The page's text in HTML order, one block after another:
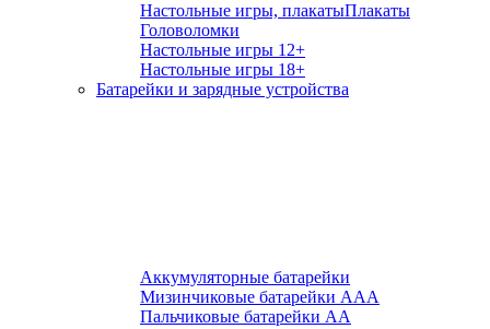
Настольные игры, плакатыПлакаты
Головоломки
Настольные игры 12+
Настольные игры 18+
Батарейки и зарядные устройства
Аккумуляторные батарейки
Мизинчиковые батарейки ААА
Пальчиковые батарейки АА